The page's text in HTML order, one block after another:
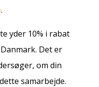
.
yder 10% i rabat
Det er
om din
samarbejde.